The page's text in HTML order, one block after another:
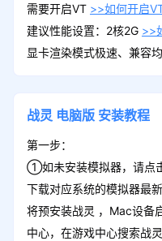
需要开启VT >>如何开启
建议性能设置：2核2G >>
显卡渲染模式极速、兼容
战灵 电脑版 安装教程
第一步：
①如未安装模拟器，请点
下载对应系统的模拟器最
将预安装战灵 ，Mac设备
中心，在游戏中心搜索战